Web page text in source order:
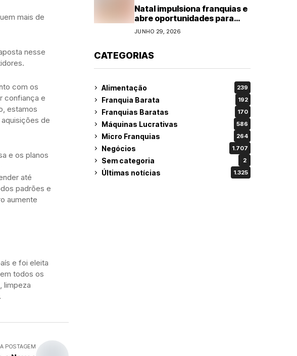
mais de
nesse
com os
confiança e
estamos
de
e os planos
até
padrões e
aumente
e foi eleita
todos os
limpeza
POSTAGEM
Natal impulsiona franquias e
abre oportunidades para
diversos segmentos do
JUNHO 29, 2026
CATEGORIAS
Alimentação 239
Franquia Barata 192
Franquias Baratas 170
Máquinas Lucrativas 586
Micro Franquias 264
Negócios 1.707
Sem categoria 2
Últimas notícias 1.325